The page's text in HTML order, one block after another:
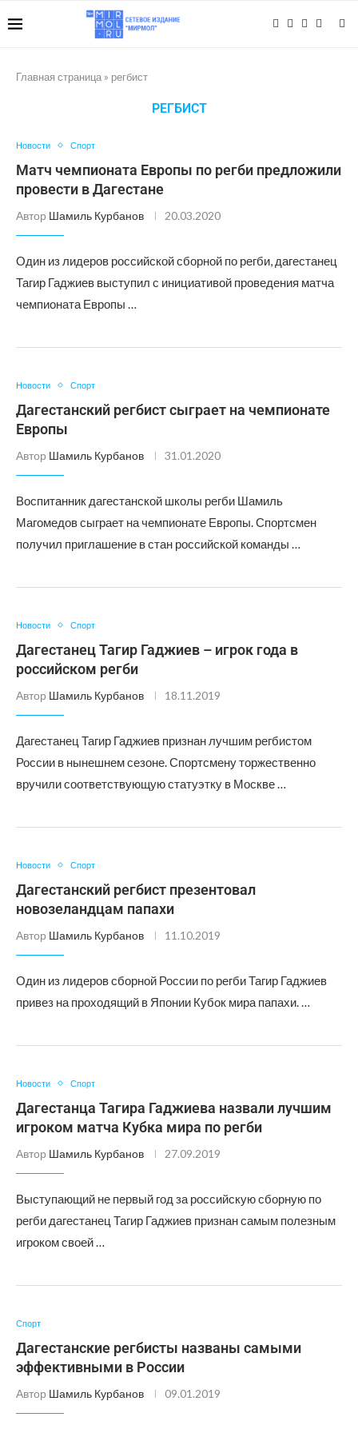
Главная страница » регбист
РЕГБИСТ
Новости Спорт
Матч чемпионата Европы по регби предложили
провести в Дагестане
Автор Шамиль Курбанов 20.03.2020
Один из лидеров российской сборной по регби, дагестанец
Тагир Гаджиев выступил с инициативой проведения матча
чемпионата Европы …
Новости Спорт
Дагестанский регбист сыграет на чемпионате
Европы
Автор Шамиль Курбанов 31.01.2020
Воспитанник дагестанской школы регби Шамиль
Магомедов сыграет на чемпионате Европы. Спортсмен
получил приглашение в стан российской команды …
Новости Спорт
Дагестанец Тагир Гаджиев – игрок года в
российском регби
Автор Шамиль Курбанов 18.11.2019
Дагестанец Тагир Гаджиев признан лучшим регбистом
России в нынешнем сезоне. Спортсмену торжественно
вручили соответствующую статуэтку в Москве …
Новости Спорт
Дагестанский регбист презентовал
новозеландцам папахи
Автор Шамиль Курбанов 11.10.2019
Один из лидеров сборной России по регби Тагир Гаджиев
привез на проходящий в Японии Кубок мира папахи. …
Новости Спорт
Дагестанца Тагира Гаджиева назвали лучшим
игроком матча Кубка мира по регби
Автор Шамиль Курбанов 27.09.2019
Выступающий не первый год за российскую сборную по
регби дагестанец Тагир Гаджиев признан самым полезным
игроком своей …
Спорт
Дагестанские регбисты названы самыми
эффективными в России
Автор Шамиль Курбанов 09.01.2019